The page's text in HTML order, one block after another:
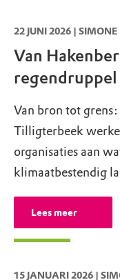
22 JUNI 2026 |
Van
regendruppel
Van bron tot
Tilligterbeek
organisaties aan
klimaatbestendig
Lees meer
15 JANUARI 2026 |